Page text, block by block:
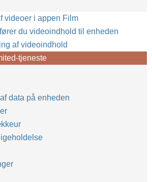
videoer i appen Film
du videoindhold til enheden
af videoindhold
tjeneste
data på enheden